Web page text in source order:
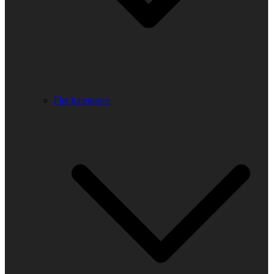
Fler kategorier